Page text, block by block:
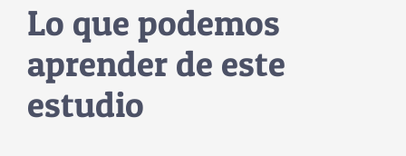
Lo que podemos
aprender de este
estudio